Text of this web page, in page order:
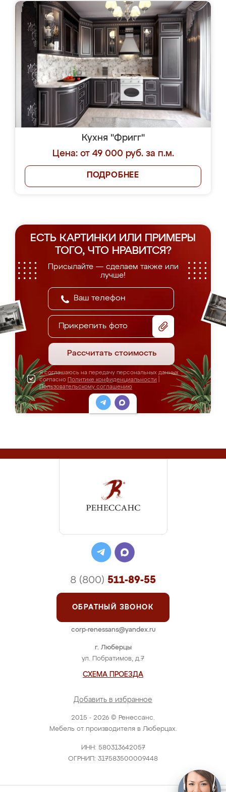
Кухня "Фригг"
Цена: от 49 000 руб. за п.м.
ПОДРОБНЕЕ
ЕСТЬ КАРТИНКИ ИЛИ ПРИМЕРЫ
ТОГО, ЧТО НРАВИТСЯ?
Присылайте — сделаем также или
лучше!
Прикрепить фото
Рассчитать стоимость
Я соглашаюсь на передачу персональных данных
согласно Политике конфиденциальности
Пользовательскому соглашению
2015 - 2026 © Ренессанс.
Мебель от производителя в Люберцах.
ИНН: 580313642057
ОГРНИП: 317583500009448
г. Люберцы
ул. Побратимов, д.7
СХЕМА ПРОЕЗДА
Добавить в избранное
8 (800) 511-89-55
ОБРАТНЫЙ ЗВОНОК
corp-renessans@yandex.ru